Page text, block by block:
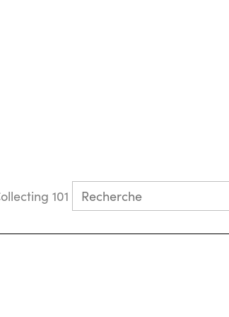
Collecting 101